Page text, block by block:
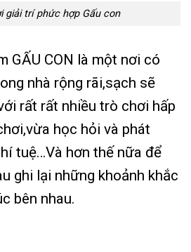
giải trí phức hợp Gấu con
GẤU CON là một nơi có
nhà rộng rãi,sạch sẽ
rất rất nhiều trò chơi hấp
học hỏi và phát
tuệ…Và hơn thế nữa để
ghi lại những khoảnh khắc
bên nhau.